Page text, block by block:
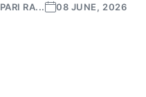
PARI RA... 08 JUNE, 2026